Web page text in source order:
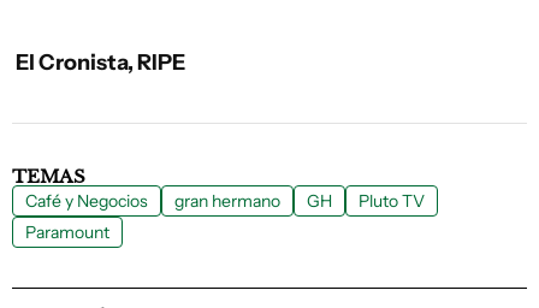
El Cronista, RIPE
TEMAS
Café y Negocios gran hermano GH
Pluto TV
Paramount